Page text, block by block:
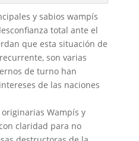
y sabios wampís
total ante el
que esta situación de
son varias
de turno han
de las naciones
originarias Wampís y
claridad para no